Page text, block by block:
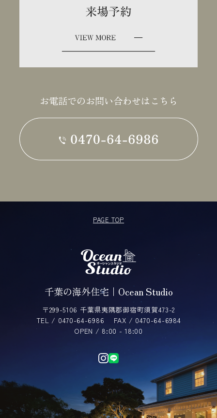
お電話でのお問い合わせはこちら
PAGE TOP
千葉の海外住宅｜Ocean Studio
〒299-5106 千葉県夷隅郡御宿町須賀473-2
TEL / 0470-64-6986
FAX / 0470-64-6984
OPEN / 8:00 - 18:00